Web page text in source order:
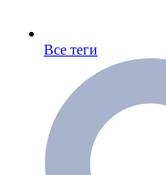
Все теги